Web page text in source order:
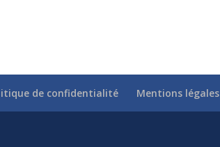
de confidentialité Mentions légales